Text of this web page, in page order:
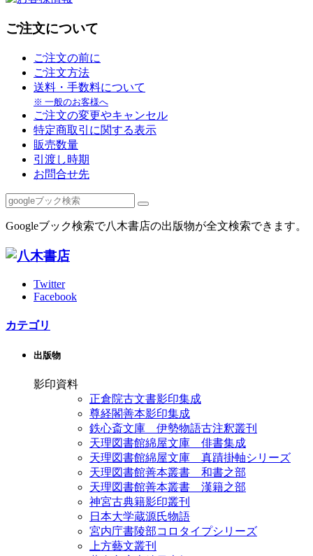
ご注文について
ご注文の前に
ご注文方法
送料・手数料について
※ 一般のお客様へ
ご注文の変更やキャンセル
特定商取引に関する表示
販売数量
引渡し時期
お問合せ先
Googleブック検索で八木書店の出版物が全文検索できます。
Twitter
Facebook
カテゴリ
出版物
影印資料
正倉院古文書影印集成
尊経閣善本影印集成
鉄心斎文庫 伊勢物語古注釈叢刊
天理図書館綿屋文庫 俳書集成
天理図書館綿屋文庫 真蹟掛軸シリーズ
天理図書館善本叢書 和書之部
天理図書館善本叢書 漢籍之部
神宮古典籍影印叢刊
日本大学蔵源氏物語
宮内庁書陵部コロタイプシリーズ
上方藝文叢刊